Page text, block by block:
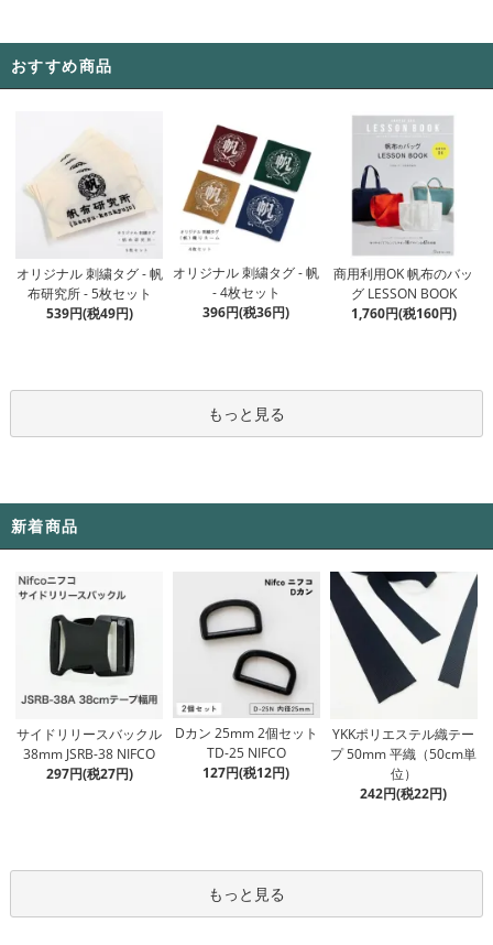
おすすめ商品
オリジナル 刺繍タグ - 帆
布研究所 - 5枚セット
539円(税49円)
オリジナル 刺繍タグ - 帆
- 4枚セット
396円(税36円)
商用利用OK 帆布のバッ
グ LESSON BOOK
1,760円(税160円)
もっと見る
新着商品
サイドリリースバックル
38mm JSRB-38 NIFCO
297円(税27円)
Dカン 25mm 2個セット
TD-25 NIFCO
127円(税12円)
YKKポリエステル織テー
プ 50mm 平織（50cm単
位）
242円(税22円)
もっと見る